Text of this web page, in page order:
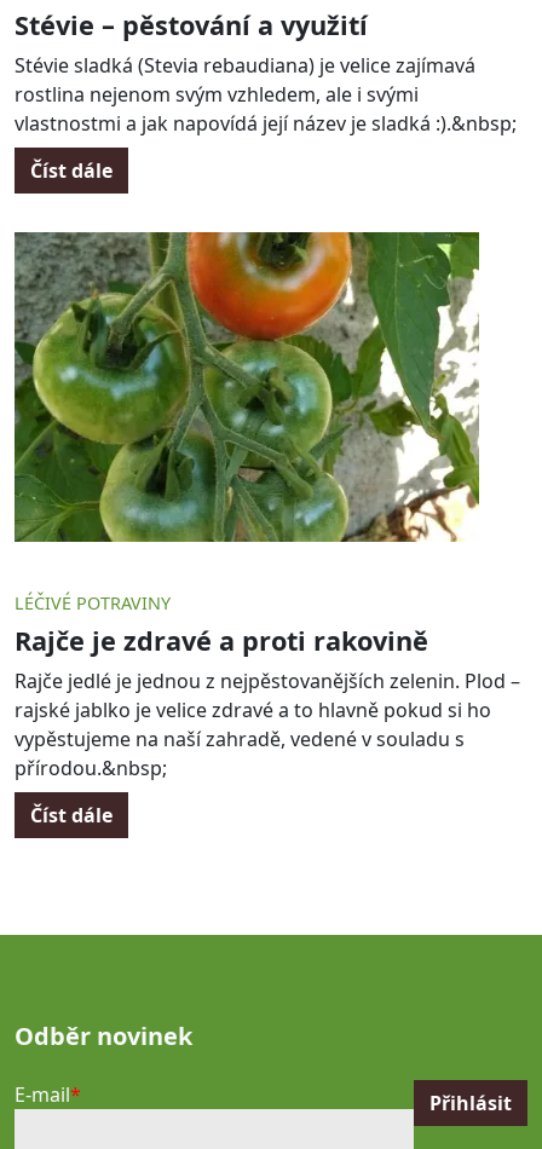
Stévie – pěstování a využití
Stévie sladká (Stevia rebaudiana) je velice zajímavá
rostlina nejenom svým vzhledem, ale i svými
vlastnostmi a jak napovídá její název je sladká :).&nbsp;
Číst dále
LÉČIVÉ POTRAVINY
Rajče je zdravé a proti rakovině
Rajče jedlé je jednou z nejpěstovanějších zelenin. Plod –
rajské jablko je velice zdravé a to hlavně pokud si ho
vypěstujeme na naší zahradě, vedené v souladu s
přírodou.&nbsp;
Číst dále
Odběr novinek
E-mail